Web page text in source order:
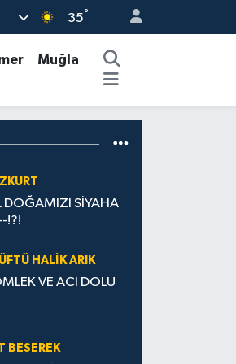
35°
Muğla
DOĞAMIZI SİYAHA
!?!
HALIK ARIK
VE ACI DOLU
BESEREK